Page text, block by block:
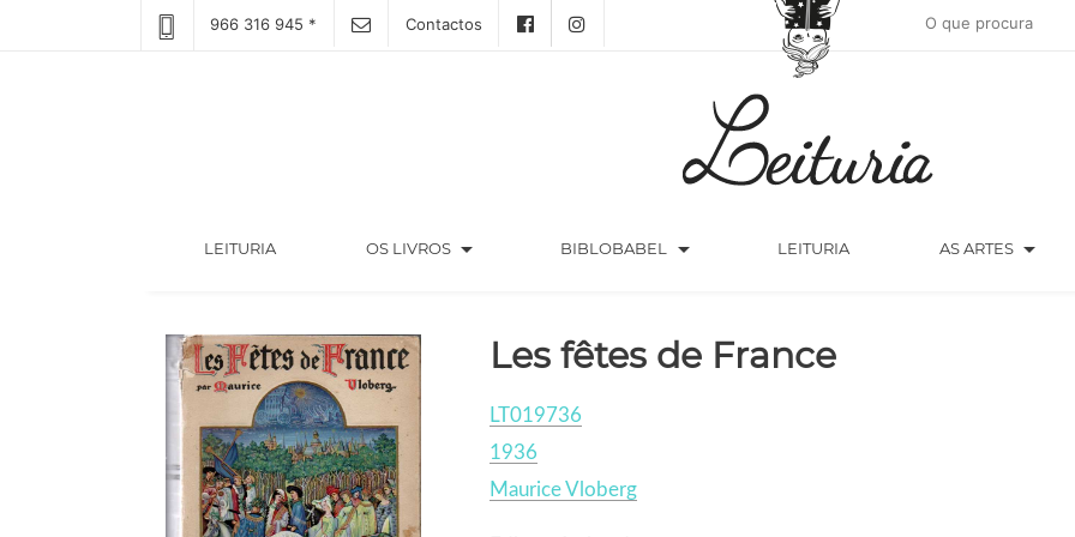
966 316 945 * Contactos
LEITURIA(CURRENT) OS LIVROS arrow_drop_down BIBLOBABEL arrow_drop_down LEITURIA AS ARTES arrow_drop_down
Les fêtes de France
LT019736
1936
Maurice Vloberg